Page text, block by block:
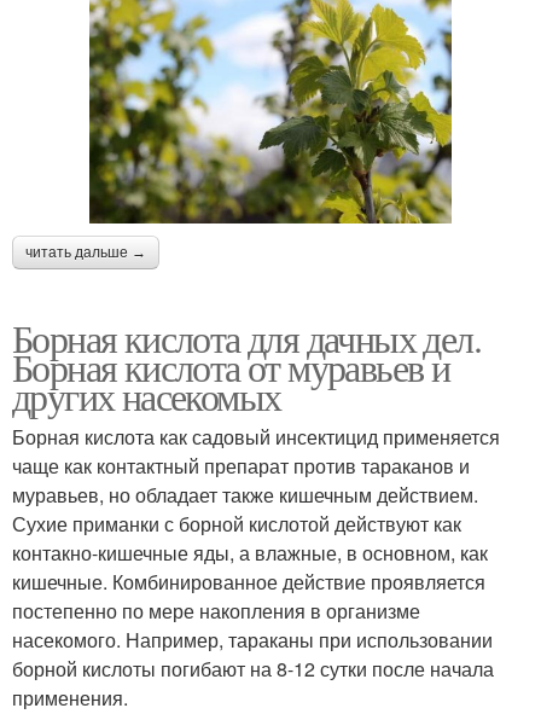
читать дальше →
Борная кислота для дачных дел.
Борная кислота от муравьев и
других насекомых
Борная кислота как садовый инсектицид применяется
чаще как контактный препарат против тараканов и
муравьев, но обладает также кишечным действием.
Сухие приманки с борной кислотой действуют как
контакно-кишечные яды, а влажные, в основном, как
кишечные. Комбинированное действие проявляется
постепенно по мере накопления в организме
насекомого. Например, тараканы при использовании
борной кислоты погибают на 8-12 сутки после начала
применения.